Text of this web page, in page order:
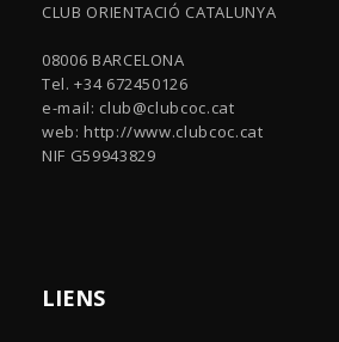
CLUB ORIENTACIÓ CATALUNYA
08006 BARCELONA
Tel. +34 672450126
e-mail: club@clubcoc.cat
web: http://www.clubcoc.cat
NIF G59943829
LIENS